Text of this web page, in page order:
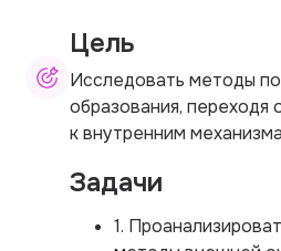
Цель
Исследовать методы
образования, переходя
к внутренним
Задачи
1.